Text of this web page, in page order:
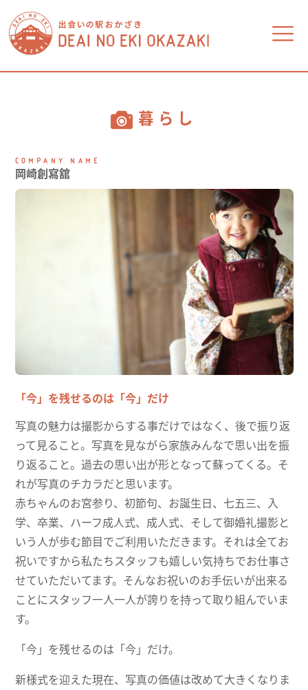
暮らし
金融・不動産 医療・福祉
相談
思い出
出会いの駅おかざき会員募集
お問い合わせ
出会いの岡崎 駅ナカ横丁 出店者募集！
暮らし
COMPANY NAME
岡崎創寫舘
「今」を残せるのは「今」だけ
写真の魅力は撮影からする事だけではなく、後で振り返
って見ること。写真を見ながら家族みんなで思い出を振
り返ること。過去の思い出が形となって蘇ってくる。そ
れが写真のチカラだと思います。
赤ちゃんのお宮参り、初節句、お誕生日、七五三、入
学、卒業、ハーフ成人式、成人式、そして御婚礼撮影と
いう人が歩む節目でご利用いただきます。それは全てお
祝いですから私たちスタッフも嬉しい気持ちでお仕事さ
せていただいてます。そんなお祝いのお手伝いが出来る
ことにスタッフ一人一人が誇りを持って取り組んでいま
す。
「今」を残せるのは「今」だけ。
新様式を迎えた現在、写真の価値は改めて大きくなりま